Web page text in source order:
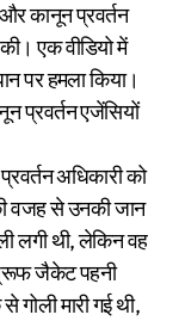
कानून प्रवर्तन
एक वीडियो में
पर हमला किया।
प्रवर्तन एजेंसियों
अधिकारी को
वजह से उनकी जान
लगी थी, लेकिन वह
जैकेट पहनी
मारी गई थी,